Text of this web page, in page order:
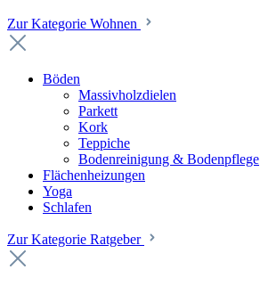
Zur Kategorie Wohnen
Böden
Massivholzdielen
Parkett
Kork
Teppiche
Bodenreinigung & Bodenpflege
Flächenheizungen
Yoga
Schlafen
Zur Kategorie Ratgeber